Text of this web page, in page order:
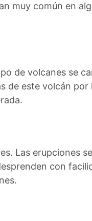
muy común en
de volcanes se
de este volcán
Las erupciones
con